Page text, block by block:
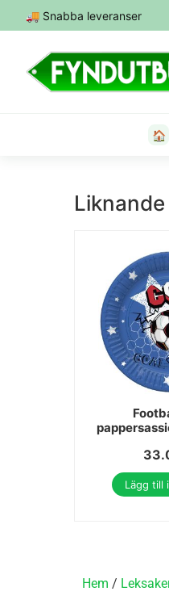
🚚 Snabba leveranser
🏠
Lägg till
Hem /